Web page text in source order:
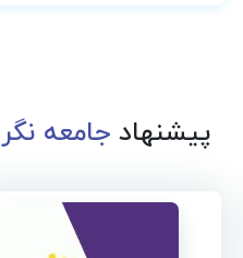
پیشنهادجامعه نگر